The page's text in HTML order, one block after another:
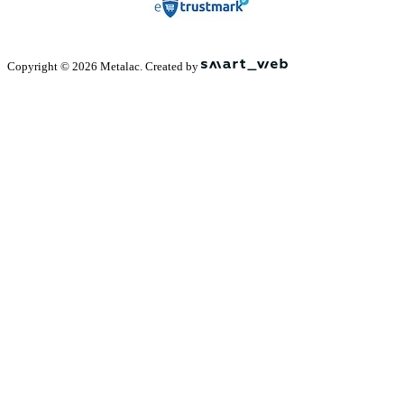
Copyright © 2026 Metalac. Created by